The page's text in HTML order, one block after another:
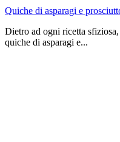
Quiche di asparagi e
Dietro ad ogni ricetta
quiche di asparagi e...